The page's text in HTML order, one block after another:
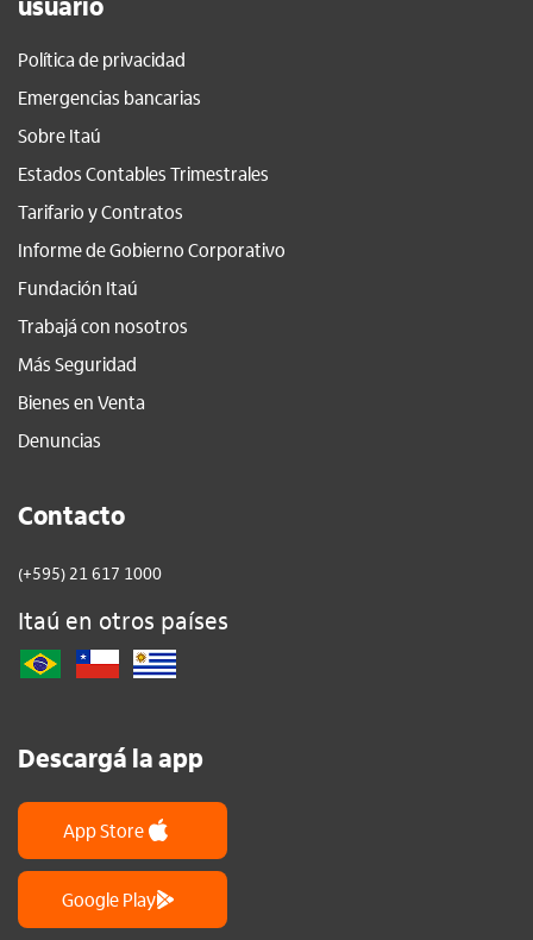
Política de privacidad
Emergencias bancarias
Sobre Itaú
Estados Contables Trimestrales
Tarifario y Contratos
Informe de Gobierno Corporativo
Fundación Itaú
Trabajá con nosotros
Más Seguridad
Bienes en Venta
Denuncias
Contacto
(+595) 21 617 1000
Itaú en otros países
Descargá la app
App Store
Google Play